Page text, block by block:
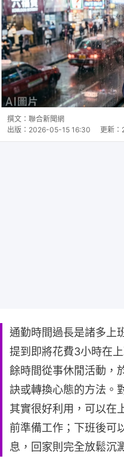
撰文： 聯合新聞網
出版： 2026-05-15 16:30 更新：
通勤時間過長是諸多上
提到即將花費3小時在
餘時間從事休閒活動，
訣或轉換心態的方法。
其實很好利用，可以在
前準備工作；下班後可
息，回家則完全放鬆沉